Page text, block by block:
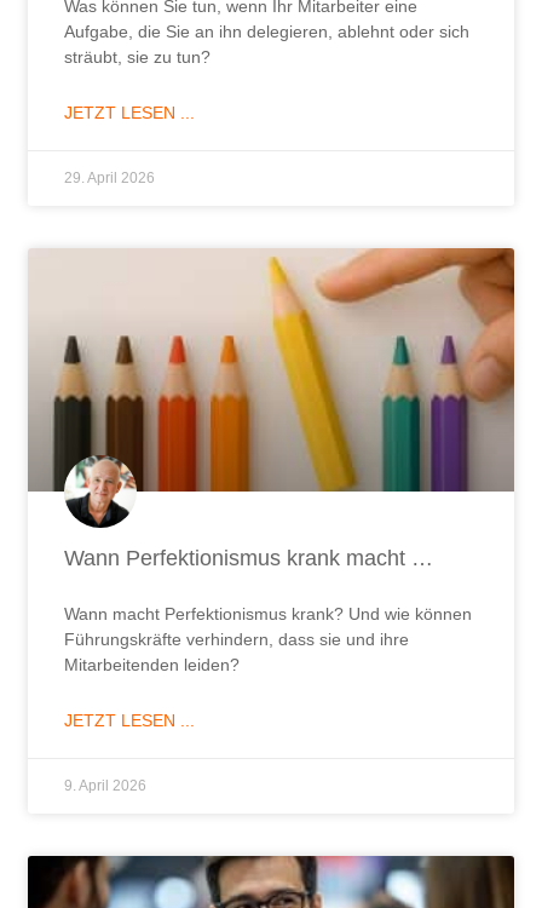
Was können Sie tun, wenn Ihr Mitarbeiter eine
Aufgabe, die Sie an ihn delegieren, ablehnt oder sich
sträubt, sie zu tun?
JETZT LESEN ...
29. April 2026
Wann Perfektionismus krank macht …
Wann macht Perfektionismus krank? Und wie können
Führungskräfte verhindern, dass sie und ihre
Mitarbeitenden leiden?
JETZT LESEN ...
9. April 2026